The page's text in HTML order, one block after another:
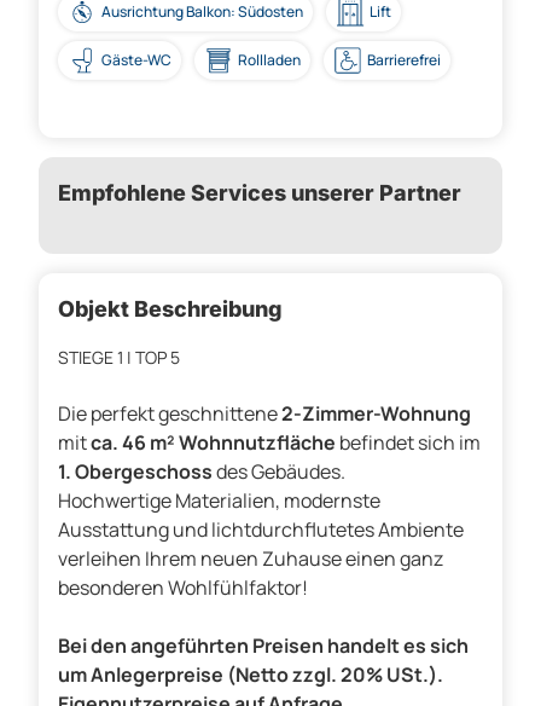
Ausrichtung Balkon: Südosten Lift
Gäste-WC Rollladen Barrierefrei
Empfohlene Services unserer Partner
Objekt Beschreibung
STIEGE 1 | TOP 5
Die perfekt geschnittene2-Zimmer-Wohnung
mitca. 46 m² Wohnnutzfläche befindet sich im
1. Obergeschossdes Gebäudes.
Hochwertige Materialien, modernste
Ausstattung und lichtdurchflutetes Ambiente
verleihen Ihrem neuen Zuhause einen ganz
besonderen Wohlfühlfaktor!
Bei den angeführten Preisen handelt es sich
um Anlegerpreise (Netto zzgl. 20% USt.).